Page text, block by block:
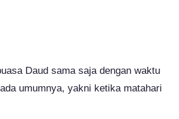
Daud sama saja dengan waktu
umumnya, yakni ketika matahari